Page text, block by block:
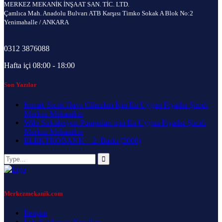
MERKEZ MEKANİK İNŞAAT SAN. TİC. LTD.
Çamlıca Mah. Anadolu Bulvarı ATB Karşısı Timko Sokak A Blok No:2
Yenimahalle / ANKARA
0312 3876088
Hafta içi 08:00 - 18:00
Son Yazılar
Isımak Sıcak Hava Cihazları İçin En Uygun Fiyatlar Şimdi
Merkez Mekanikte
Wilo Sirkülasyon Pompaları için En Uygun Fiyatlar Şimdi
Merkez Mekanikte
ELEKTROBANK – 2. Baskı (2008)
Merkezmekanik.com
İletişim